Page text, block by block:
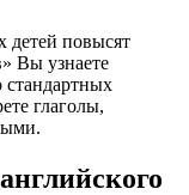
детей повысят
Вы узнаете
стандартных
глаголы,